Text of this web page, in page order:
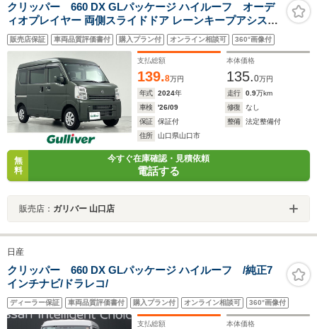
クリッパー 660 DX GLパッケージ ハイルーフ オーデ
ィオプレイヤー 両側スライドドア レーンキープアシスト
衝突軽減ブレーキ 後方コーナーセンサー アイドリングス
トップ オートライト 電動格納サイドミラー 純正LEDライ
ト 純正フロアマット
販売店保証 車両品質評価書付 購入プラン付 オンライン相談可 360°画像付
支払総額
139.8万円
本体価格
135.0万円
年式
2024年 走行 0.9万km
車検
'26/09 修復
なし
保証
保証付 整備
法定整備付
住所
山口県山口市
無
料
今すぐ在庫確認・見積依頼
電話する
販売店： ガリバー 山口店
日産
クリッパー 660 DX GLパッケージ ハイルーフ /純正7
インチナビ/ドラレコ/
ディーラー保証 車両品質評価書付 購入プラン付 オンライン相談可 360°画像付
支払総額 本体価格